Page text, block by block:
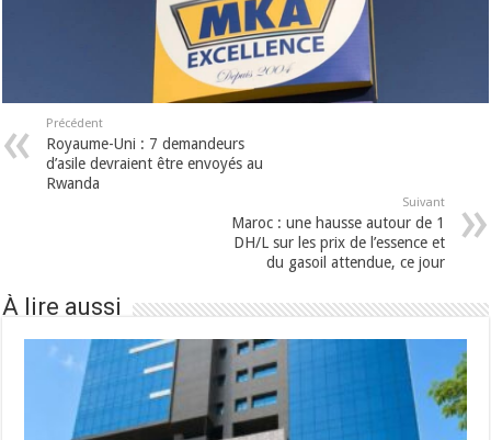
Précédent
Royaume-Uni : 7 demandeurs
d’asile devraient être envoyés au
Rwanda
Suivant
Maroc : une hausse autour de 1
DH/L sur les prix de l’essence et
du gasoil attendue, ce jour
À lire aussi